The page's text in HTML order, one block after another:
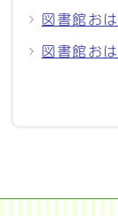
図書館お
図書館お